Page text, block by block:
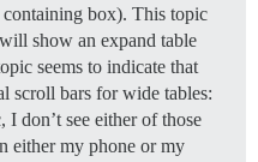
box). This topic
show an expand table
seems to indicate that
scroll bars for wide tables:
don’t see either of those
either my phone or my